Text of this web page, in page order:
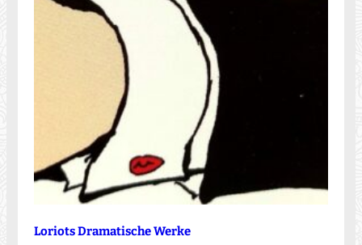
Loriots Dramatische Werke